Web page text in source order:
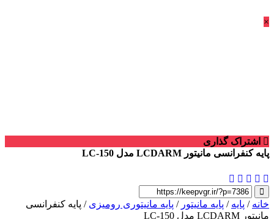
×
اشتراک گذاری
پایه کنفرانسی مانیتور LCDARM مدل LC-150
خانه / پایه / پایه مانیتور / پایه مانیتوری رومیزی / پایه کنفرانسی
مانیتور LCDARM مدل LC-150